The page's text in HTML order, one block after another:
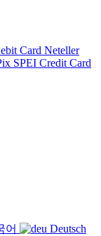
Card Neteller
SPEI Credit Card
어
Deutsch